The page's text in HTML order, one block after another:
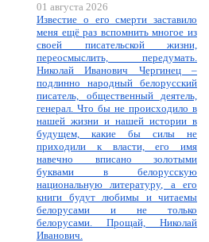
01 августа 2026
Известие о его смерти заставило
меня ещё раз вспомнить многое из
своей писательской жизни,
переосмыслить, передумать.
Николай Иванович Чергинец –
подлинно народный белорусский
писатель, общественный деятель,
генерал. Что бы не происходило в
нашей жизни и нашей истории в
будущем, какие бы силы не
приходили к власти, его имя
навечно вписано золотыми
буквами в белорусскую
национальную литературу, а его
книги будут любимы и читаемы
белорусами и не только
белорусами. Прощай, Николай
Иванович.